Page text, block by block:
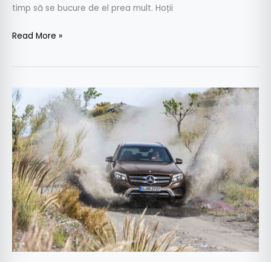
timp să se bucure de el prea mult. Hoții
Read More »
Noi
informații
și
fotografii
oficiale
cu
Mercedes-
Benz
GLC